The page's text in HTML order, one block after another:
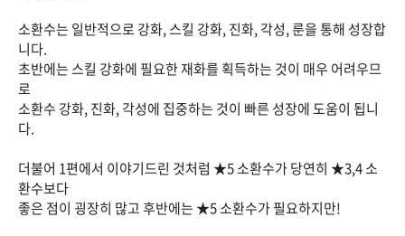
소환수는 일반적으로 강화, 스킬 강화, 진화, 각성, 룬을 통해 성장합
니다.
초반에는 스킬 강화에 필요한 재화를 획득하는 것이 매우 어려우므
로
소환수 강화, 진화, 각성에 집중하는 것이 빠른 성장에 도움이 됩니
다.
더불어 1편에서 이야기드린 것처럼 ★5 소환수가 당연히 ★3,4 소
환수보다
좋은 점이 굉장히 많고 후반에는 ★5 소환수가 필요하지만!